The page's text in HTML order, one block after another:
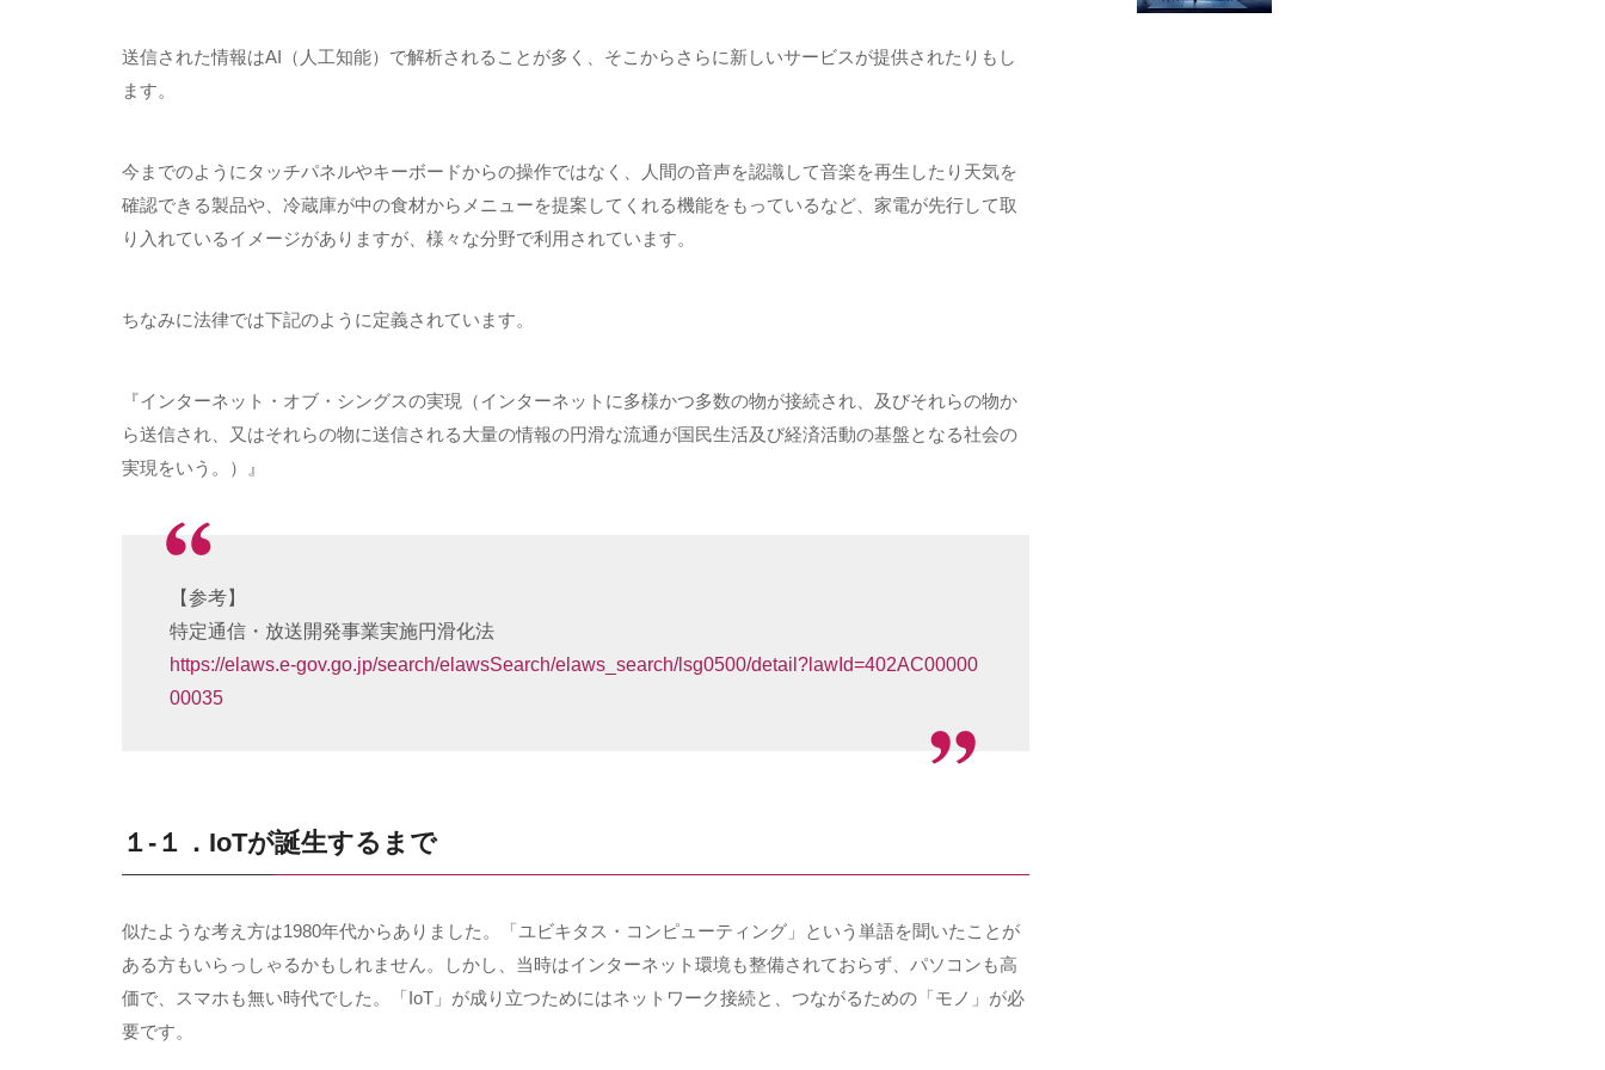
送信された情報はAI （人工知能）で解析されることが多く、そこからさらに新しいサービスが提供されたりもし
ます。
今までのようにタッチパネルやキーボードからの操作ではなく、人間の音声を認識して音楽を再生したり天気を
確認できる製品や、冷蔵庫が中の食材からメニューを提案してくれる機能をもっているなど、家電が先行して取
り入れているイメージがありますが、様々な分野で利用されています。
ちなみに法律では下記のように定義されています。
『インターネット・オブ・シングスの実現（インターネットに多様かつ多数の物が接続され、及びそれらの物か
ら送信され、又はそれらの物に送信される大量の情報の円滑な流通が国民生活及び経済活動の基盤となる社会の
実現をいう。）』
【参考】
特定通信・放送開発事業実施円滑化法
https://elaws.e-gov.go.jp/search/elawsSearch/elaws_search/lsg0500/detail?lawId=402AC00000
00035
１-１．IoTが誕生するまで
似たような考え方は1980年代からありました。「ユビキタス・コンピューティング」という単語を聞いたことが
ある方もいらっしゃるかもしれません。しかし、当時はインターネット環境も整備されておらず、パソコンも高
価で、スマホも無い時代でした。「IoT 」が成り立つためにはネットワーク接続と、つながるための「モノ」が必
要です。